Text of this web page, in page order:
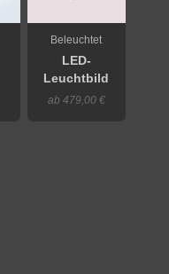
Beleuchtet
LED-
Leuchtbild
ab 479,00 €